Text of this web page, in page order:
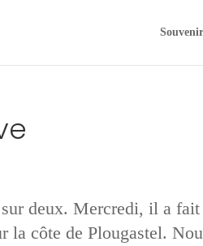
deux. Mercredi, il a
la côte de Plougastel.